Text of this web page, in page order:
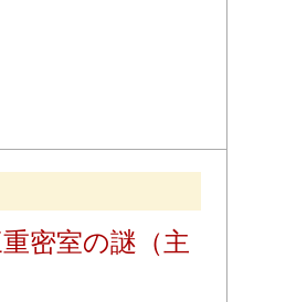
密室の謎（主